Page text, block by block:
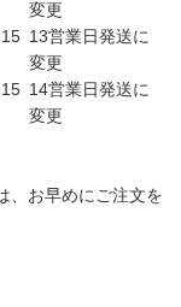
変更
13営業日発送に
変更
14営業日発送に
変更
、お早めにご注文を